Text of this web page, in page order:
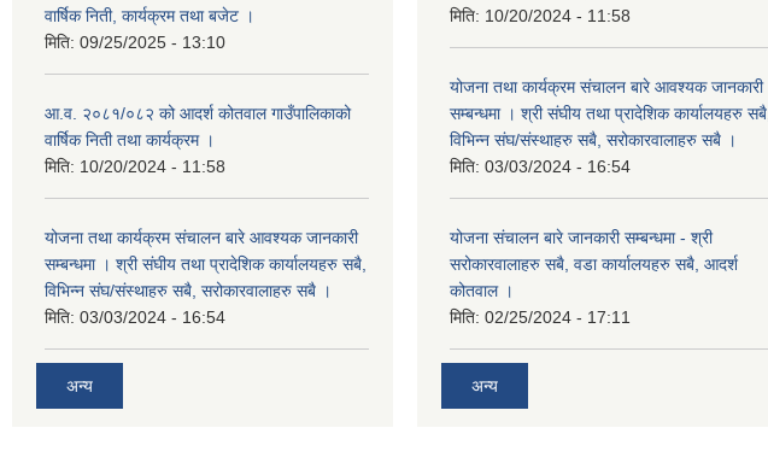
वार्षिक निती, कार्यक्रम तथा बजेट ।
मिति: 09/25/2025 - 13:10
आ.व. २०८१/०८२ को आदर्श कोतवाल गाउँपालिकाको
वार्षिक निती तथा कार्यक्रम ।
मिति: 10/20/2024 - 11:58
योजना तथा कार्यक्रम संचालन बारे आवश्यक जानकारी
सम्बन्धमा । श्री संघीय तथा प्रादेशिक कार्यालयहरु सबै,
विभिन्‍न संघ/संस्थाहरु सबै, सरोकारवालाहरु सबै ।
मिति: 03/03/2024 - 16:54
अन्य
मिति: 10/20/2024 - 11:58
योजना तथा कार्यक्रम संचालन बारे आवश्यक जानकारी
सम्बन्धमा । श्री संघीय तथा प्रादेशिक कार्यालयहरु सबै,
विभिन्‍न संघ/संस्थाहरु सबै, सरोकारवालाहरु सबै ।
मिति: 03/03/2024 - 16:54
योजना संचालन बारे जानकारी सम्बन्धमा - श्री
सरोकारवालाहरु सबै, वडा कार्यालयहरु सबै, आदर्श
कोतवाल ।
मिति: 02/25/2024 - 17:11
अन्य